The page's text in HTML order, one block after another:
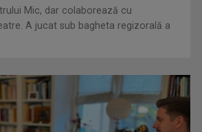
de la ora 14:30, ...
Mic, dar colaborează cu
A jucat sub bagheta regizorală a